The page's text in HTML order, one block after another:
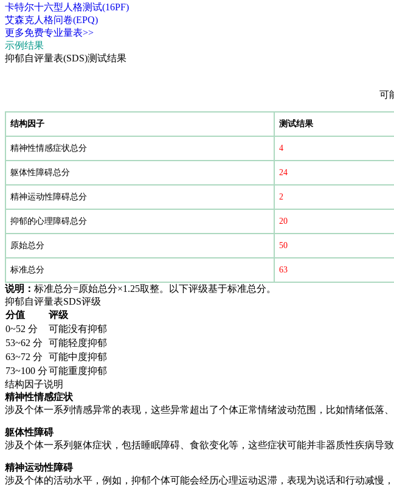
卡特尔十六型人格测试(16PF)
艾森克人格问卷(EPQ)
更多免费专业量表>>
示例结果
抑郁自评量表(SDS)测试结果
可
结构因子 测试结果
精神性情感症状总分 4
躯体性障碍总分 24
精神运动性障碍总分 2
抑郁的心理障碍总分 20
原始总分 50
标准总分 63
说明： 标准总分=原始总分×1.25取整。以下评级基于标准总分。
抑郁自评量表SDS评级
分值
评级
0~52 分
可能没有抑郁
53~62 分
可能轻度抑郁
63~72 分
可能中度抑郁
73~100 分可能重度抑郁
结构因子说明
精神性情感症状
涉及个体一系列情感异常的表现，这些异常超出了个体正常情绪波动范围，比如情绪低落、
躯体性障碍
涉及个体一系列躯体症状，包括睡眠障碍、食欲变化等，这些症状可能并非器质性疾病导
精神运动性障碍
涉及个体的活动水平，例如，抑郁个体可能会经历心理运动迟滞，表现为说话和行动减慢